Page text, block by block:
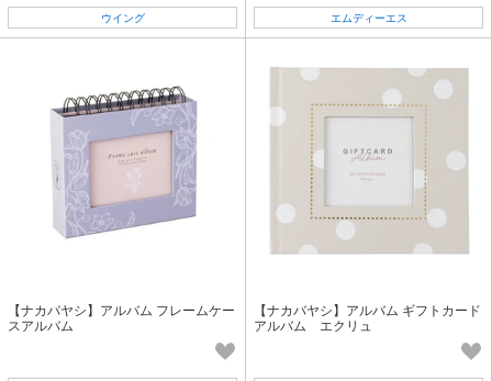
ウイング エムディーエス
【ナカバヤシ】アルバム フレームケー
スアルバム
【ナカバヤシ】アルバム ギフトカード
アルバム エクリュ